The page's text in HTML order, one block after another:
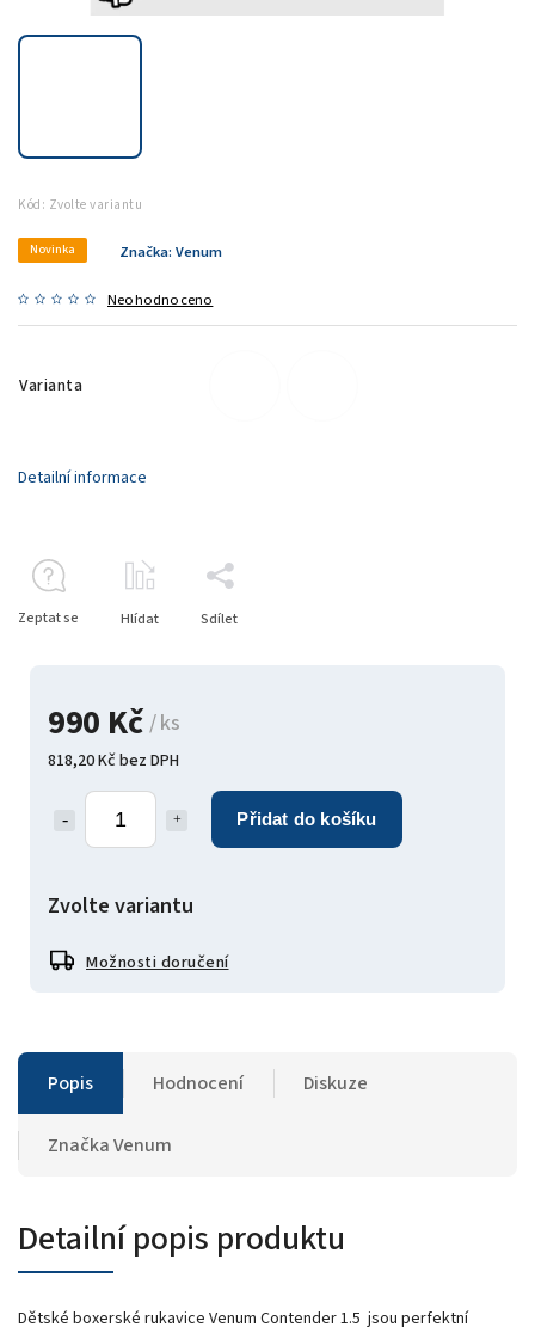
Kód: Zvolte variantu
Novinka
Neohodnoceno
Značka: Venum
Varianta
990 Kč / ks
818,20 Kč bez DPH
Přidat do košíku
Zvolte variantu
Možnosti doručení
Detailní informace
Zeptat se Hlídat Sdílet
Popis Hodnocení Diskuze
ZnačkaVenum
Detailní popis produktu
Dětské boxerské rukavice Venum Contender 1.5 jsou perfektní